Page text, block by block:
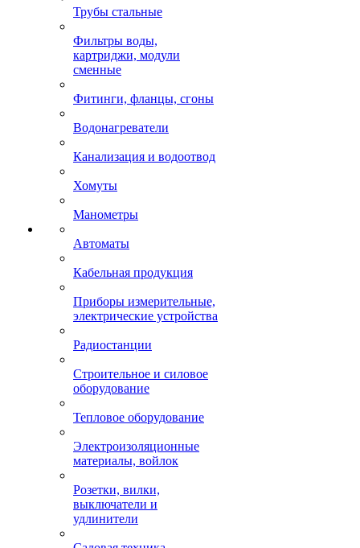
Трубы стальные
Фильтры воды,
картриджи, модули
сменные
Фитинги, фланцы, сгоны
Водонагреватели
Канализация и водоотвод
Хомуты
Манометры
Автоматы
Кабельная продукция
Приборы измерительные,
электрические устройства
Радиостанции
Строительное и силовое
оборудование
Тепловое оборудование
Электроизоляционные
материалы, войлок
Розетки, вилки,
выключатели и
удлинители